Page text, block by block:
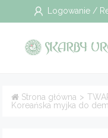
Logowanie /
Strona główna >
Koreańska myjka do
Wszystkie
Pielęgnacja twarzy
Płatność i dostawa
Regulamin